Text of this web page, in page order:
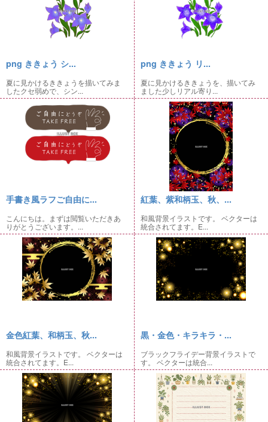
png ききょう シ...
夏に見かけるききょうを描いてみま
したクセ弱めで、シン...
png ききょう リ...
夏に見かけるききょうを、描いてみ
ました少しリアル寄り...
手書き風ラフご自由に...
こんにちは。まずは閲覧いただきあ
りがとうございます。...
紅葉、紫和柄玉、秋、...
和風背景イラストです。 ベクターは
統合されてます。E...
金色紅葉、和柄玉、秋...
和風背景イラストです。 ベクターは
統合されてます。E...
黒・金色・キラキラ・...
ブラックフライデー背景イラストで
す。 ベクターは統合...